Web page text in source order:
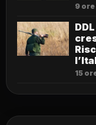
9
15